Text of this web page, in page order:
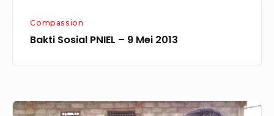
Compassion
Bakti Sosial PNIEL – 9 Mei 2013
Merapi